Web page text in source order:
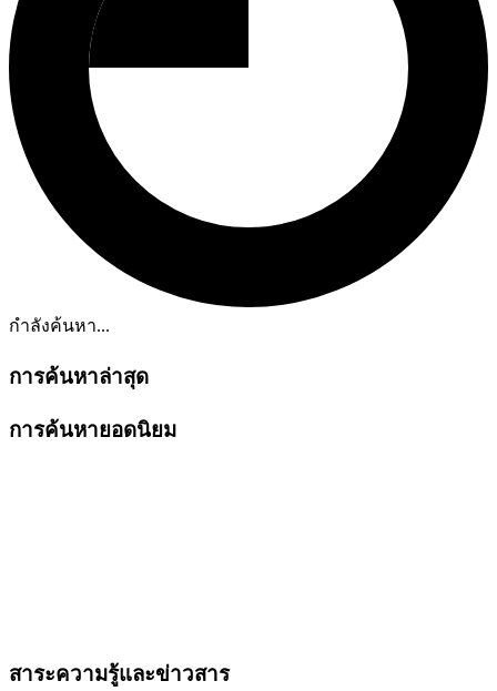
กำลังค้นหา...
การค้นหาล่าสุด
การค้นหายอดนิยม
สาระความรู้และข่าวสาร